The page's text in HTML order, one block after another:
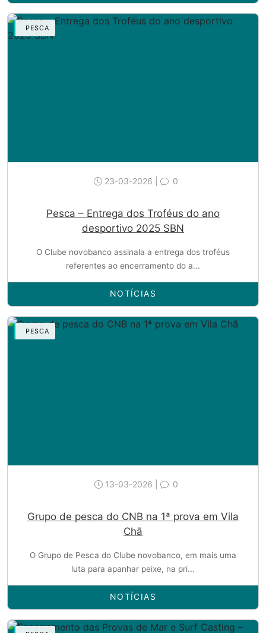
PESCA
23-03-2026 | 0
Pesca – Entrega dos Troféus do ano
desportivo 2025 SBN
O Clube novobanco assinala a entrega dos troféus
referentes ao encerramento do a...
NOTÍCIAS
PESCA
13-03-2026 | 0
Grupo de pesca do CNB na 1ª prova em Vila
Chã
O Grupo de Pesca do Clube novobanco, em mais uma
luta para apanhar peixe, na pri...
NOTÍCIAS